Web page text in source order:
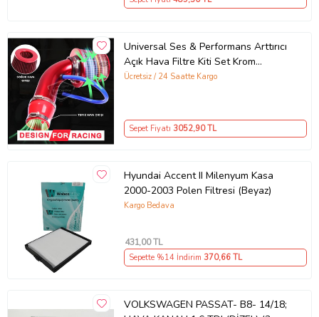
Universal Ses & Performans Arttırıcı
Açık Hava Filtre Kiti Set Krom
Bigtube +6 Hp 65-75 mm Kırmızı
Ücretsiz / 24 Saatte Kargo
Sepet Fiyatı 3052,90 TL
Hyundai Accent II Milenyum Kasa
2000-2003 Polen Filtresi (Beyaz)
Kargo Bedava
431,00 TL
Sepette %14 İndirim 370,66 TL
VOLKSWAGEN PASSAT- B8- 14/18;